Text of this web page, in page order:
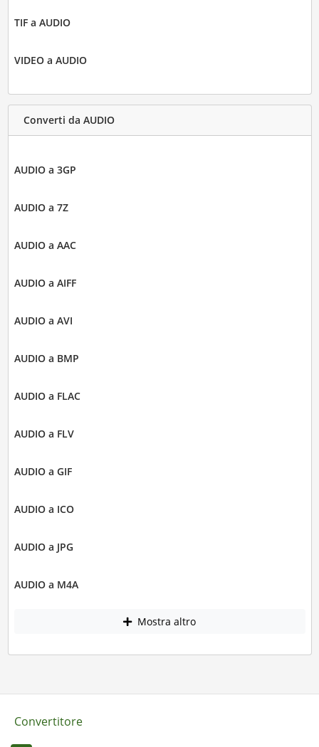
TIF a AUDIO
VIDEO a AUDIO
Converti da AUDIO
AUDIO a 3GP
AUDIO a 7Z
AUDIO a AAC
AUDIO a AIFF
AUDIO a AVI
AUDIO a BMP
AUDIO a FLAC
AUDIO a FLV
AUDIO a GIF
AUDIO a ICO
AUDIO a JPG
AUDIO a M4A
Mostra altro
Convertitore